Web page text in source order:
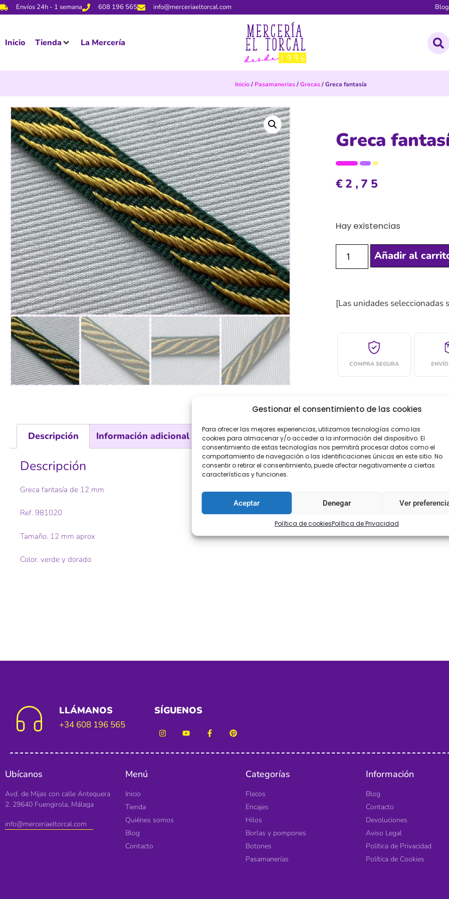
Gestionar el consentimiento de las cookies
Para ofrecer las mejores experiencias, utilizamos tecnologías como las
cookies para almacenar y/o acceder a la información del dispositivo. El
consentimiento de estas tecnologías nos permitirá procesar datos como el
comportamiento de navegación o las identificaciones únicas en este sitio. No
consentir o retirar el consentimiento, puede afectar negativamente a ciertas
características y funciones.
Aceptar Denegar Ver
Política de cookiesPolítica de Privacidad
Envíos 24h - 1 semana 608 196 565 info@merceriaeltorcal.com Blog
Inicio Tienda La Mercería
Inicio/ Pasamanerias/Grecas/ Greca fantasía
Greca
€2,75
Hay existencias
Añadir al
[Las unidades seleccionadas
COMPRA SEGURA
Descripción Información adicional Valoraciones (0)
Descripción
Greca fantasía de 12 mm
Ref. 981020
Tamaño. 12 mm aprox
Color. verde y dorado
LLÁMANOS
+34 608 196 565
SÍGUENOS
Ubícanos
Avd. de Mijas con calle Antequera
2. 29640 Fuengirola, Málaga
info@merceriaeltorcal.com
Menú
Inicio
Tienda
Quiénes somos
Blog
Contacto
Categorías
Flecos
Encajes
Hilos
Borlas y pompones
Botones
Pasamanerías
Información
Blog
Contacto
Devoluciones
Aviso Legal
Política de Privacidad
Política de Cookies